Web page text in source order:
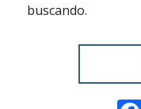
buscando.